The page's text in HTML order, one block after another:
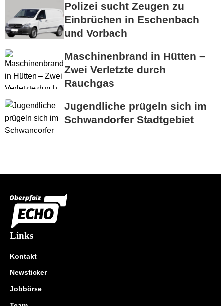
Polizei sucht Zeugen zu
Einbrüchen in Eschenbach
und Vorbach
Maschinenbrand in Hütten –
Zwei Verletzte durch
Rauchgas
Jugendliche prügeln sich im
Schwandorfer Stadtgebiet
Links
Kontakt
Newsticker
Jobbörse